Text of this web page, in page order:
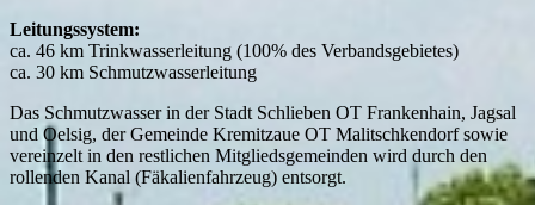
Leitungssystem:
ca. 46 km Trinkwasserleitung (100% des Verbandsgebietes)
ca. 30 km Schmutzwasserleitung
Das Schmutzwasser in der Stadt Schlieben OT Frankenhain, Jagsal
und Oelsig, der Gemeinde Kremitzaue OT Malitschkendorf sowie
vereinzelt in den restlichen Mitgliedsgemeinden wird durch den
rollenden Kanal (Fäkalienfahrzeug) entsorgt.